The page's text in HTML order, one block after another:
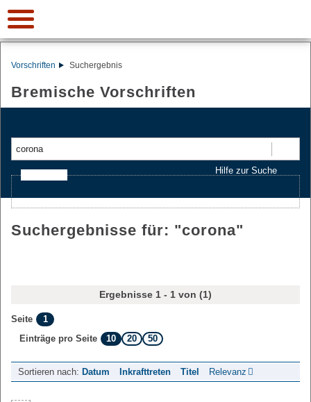
Vorschriften Suchergebnis
Bremische Vorschriften
Hilfe zur Suche
Suchergebnisse für: "corona"
Ergebnisse 1 - 1 von (1)
Seite
1
Einträge pro Seite
10 20 50
Sortieren nach: Datum Inkrafttreten Titel Relevanz